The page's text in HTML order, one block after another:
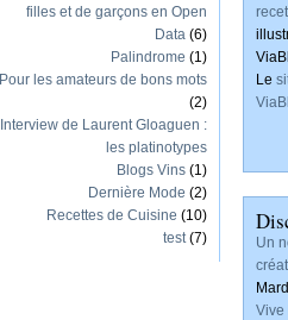
filles et de garçons en Open
Data (6)
Palindrome (1)
Pour les amateurs de bons mots
(2)
Interview de Laurent Gloaguen :
les platinotypes
Blogs Vins (1)
Dernière Mode (2)
Recettes de Cuisine (10)
test(7)
Le
Un
Vive